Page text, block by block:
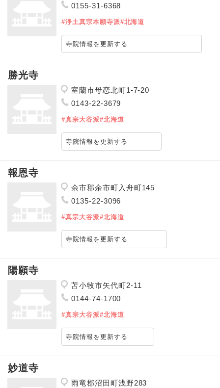
0155-31-6368
#浄土真宗本願寺派#北海道
寺院情報を更新する
勝光寺
室蘭市母恋北町1-7-20
0143-22-3679
#真宗大谷派#北海道
寺院情報を更新する
報恩寺
余市郡余市町入舟町145
0135-22-3096
#真宗大谷派#北海道
寺院情報を更新する
陽願寺
苫小牧市矢代町2-11
0144-74-1700
#真宗大谷派#北海道
寺院情報を更新する
妙道寺
雨竜郡沼田町浅野283